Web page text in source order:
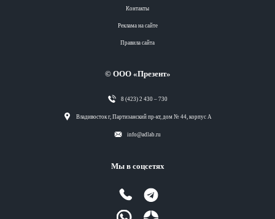
Контакты
Реклама на сайте
Правила сайта
© ООО «Презент»
8 (423) 2 430 – 730
Владивосток г, Партизанский пр-кт, дом № 44, корпус А
info@adlab.ru
Мы в соцсетях